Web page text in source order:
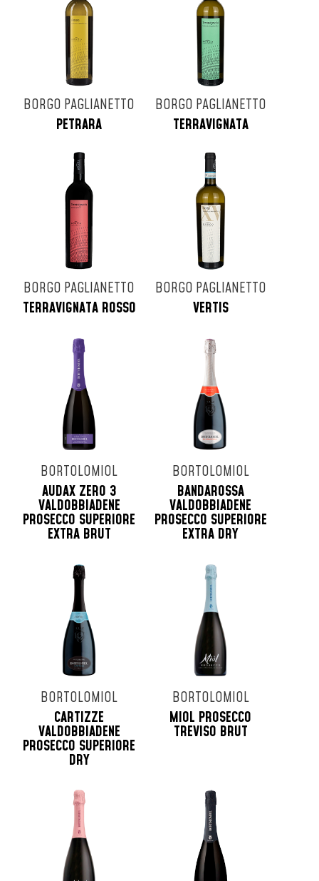
BORGO PAGLIANETTO
PETRARA
BORGO PAGLIANETTO
TERRAVIGNATA
BORGO PAGLIANETTO
TERRAVIGNATA ROSSO
BORGO PAGLIANETTO
VERTIS
BORTOLOMIOL
AUDAX ZERO 3
VALDOBBIADENE
PROSECCO SUPERIORE
EXTRA BRUT
BORTOLOMIOL
BANDAROSSA
VALDOBBIADENE
PROSECCO SUPERIORE
EXTRA DRY
BORTOLOMIOL
CARTIZZE
VALDOBBIADENE
PROSECCO SUPERIORE
DRY
BORTOLOMIOL
MIOL PROSECCO
TREVISO BRUT